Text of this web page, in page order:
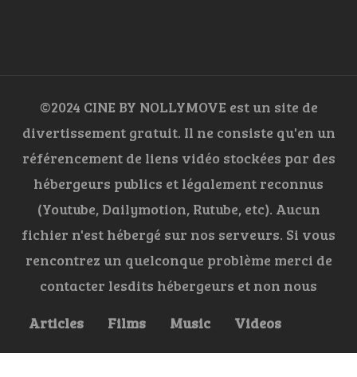
©2024 CINE BY NOLLYMOVE est un site de
divertissement gratuit. Il ne consiste qu'en un
référencement de liens vidéo stockées par des
hébergeurs publics et légalement reconnus
(Youtube, Dailymotion, Rutube, etc). Aucun
fichier n'est hébergé sur nos serveurs. Si vous
rencontrez un quelconque problème merci de
contacter lesdits hébergeurs et non nous
Articles
Films Music Videos